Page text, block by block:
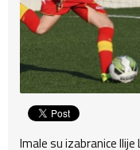
Imale su izabranice